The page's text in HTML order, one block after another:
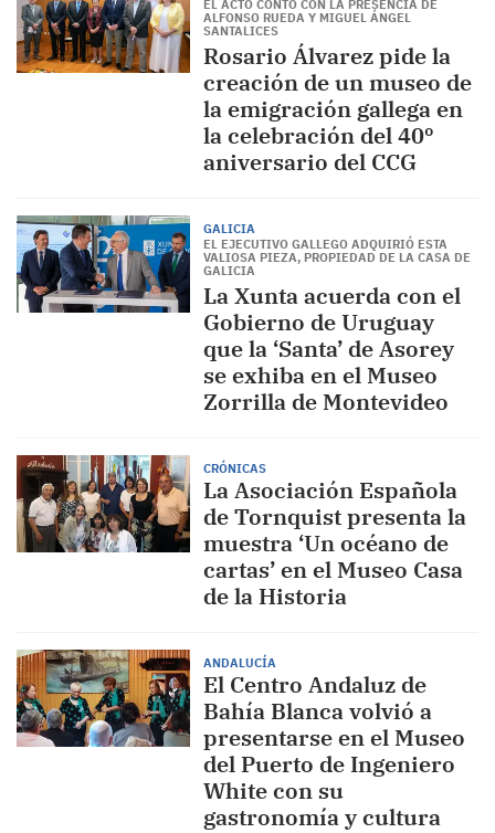
EL ACTO CONTÓ CON LA PRESENCIA DE
ALFONSO RUEDA Y MIGUEL ÁNGEL
SANTALICES
Rosario Álvarez pide la
creación de un museo de
la emigración gallega en
la celebración del 40º
aniversario del CCG
GALICIA
EL EJECUTIVO GALLEGO ADQUIRIÓ ESTA
VALIOSA PIEZA, PROPIEDAD DE LA CASA DE
GALICIA
La Xunta acuerda con el
Gobierno de Uruguay
que la ‘Santa’ de Asorey
se exhiba en el Museo
Zorrilla de Montevideo
CRÓNICAS
La Asociación Española
de Tornquist presenta la
muestra ‘Un océano de
cartas’ en el Museo Casa
de la Historia
ANDALUCÍA
El Centro Andaluz de
Bahía Blanca volvió a
presentarse en el Museo
del Puerto de Ingeniero
White con su
gastronomía y cultura